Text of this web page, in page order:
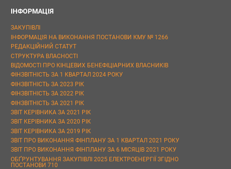
ІНФОРМАЦІЯ
ЗАКУПІВЛІ
ІНФОРМАЦІЯ НА ВИКОНАННЯ ПОСТАНОВИ КМУ № 1266
РЕДАКЦІЙНИЙ СТАТУТ
СТРУКТУРА ВЛАСНОСТІ
ВІДОМОСТІ ПРО КІНЦЕВИХ БЕНЕФІЦІАРНИХ ВЛАСНИКІВ
ФІНЗВІТНІСТЬ ЗА 1 КВАРТАЛ 2024 РОКУ
ФІНЗВІТНІСТЬ ЗА 2023 РІК
ФІНЗВІТНІСТЬ ЗА 2022 РІК
ФІНЗВІТНІСТЬ ЗА 2021 РІК
ЗВІТ КЕРІВНИКА ЗА 2021 РІК
ЗВІТ КЕРІВНИКА ЗА 2020 РІК
ЗВІТ КЕРІВНИКА ЗА 2019 РІК
ЗВІТ ПРО ВИКОНАННЯ ФІНПЛАНУ ЗА 1 КВАРТАЛ 2021 РОКУ
ЗВІТ ПРО ВИКОНАННЯ ФІНПЛАНУ ЗА 6 МІСЯЦІВ 2021 РОКУ
ОБҐРУНТУВАННЯ ЗАКУПІВЛІ 2025 ЕЛЕКТРОЕНЕРГІЇ ЗГІДНО
ПОСТАНОВИ 710